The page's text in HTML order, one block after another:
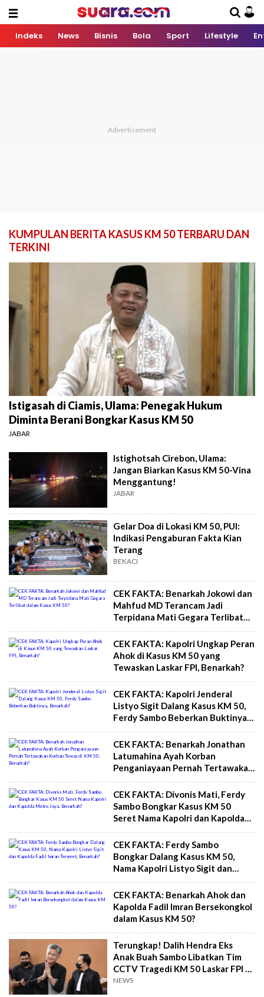
Indeks News Bisnis Bola Sport Lifestyle
KUMPULAN BERITA KASUS KM 50 TERBARU DAN
TERKINI
Istigasah di Ciamis, Ulama: Penegak Hukum
Diminta Berani Bongkar Kasus KM 50
JABAR
Istighotsah Cirebon, Ulama:
Jangan Biarkan Kasus KM 50-Vina
Menggantung!
JABAR
Gelar Doa di Lokasi KM 50, PUI:
Indikasi Pengaburan Fakta Kian
Terang
BEKACI
CEK FAKTA: Benarkah Jokowi dan
Mahfud MD Terancam Jadi
Terpidana Mati Gegara Terlibat
dalam Kasus KM 50?
CEK FAKTA: Kapolri Ungkap Peran
Ahok di Kasus KM 50 yang
Tewaskan Laskar FPI, Benarkah?
CEK FAKTA: Kapolri Jenderal
Listyo Sigit Dalang Kasus KM 50,
Ferdy Sambo Beberkan Buktinya,
Benarkah?
CEK FAKTA: Benarkah Jonathan
Latumahina Ayah Korban
Penganiayaan Pernah Tertawakan
Korban Tewas di KM 50,
Benarkah?
CEK FAKTA: Divonis Mati, Ferdy
Sambo Bongkar Kasus KM 50
Seret Nama Kapolri dan Kapolda
Metro Jaya, Benarkah?
CEK FAKTA: Ferdy Sambo
Bongkar Dalang Kasus KM 50,
Nama Kapolri Listyo Sigit dan
Kapolda Fadil Imran Terseret,
Benarkah?
CEK FAKTA: Benarkah Ahok dan
Kapolda Fadil Imran Bersekongkol
dalam Kasus KM 50?
Terungkap! Dalih Hendra Eks
Anak Buah Sambo Libatkan Tim
CCTV Tragedi KM 50 Laskar FPI di
Kasus Brigadir Yosua
NEWS